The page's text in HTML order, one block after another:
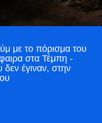
με το πόρισμα του
στα Τέμπη -
έγιναν, στην